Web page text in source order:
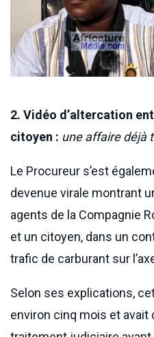
2. Vidéo d’altercation
citoyen : une affaire déjà
Le Procureur s’est
devenue virale montrant
agents de la Compagnie
et un citoyen, dans un
trafic de carburant sur
Selon ses explications,
environ cinq mois et avait